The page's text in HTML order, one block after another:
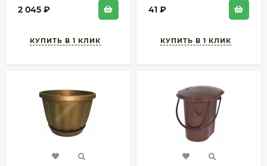
2 045 ₽ 41 ₽